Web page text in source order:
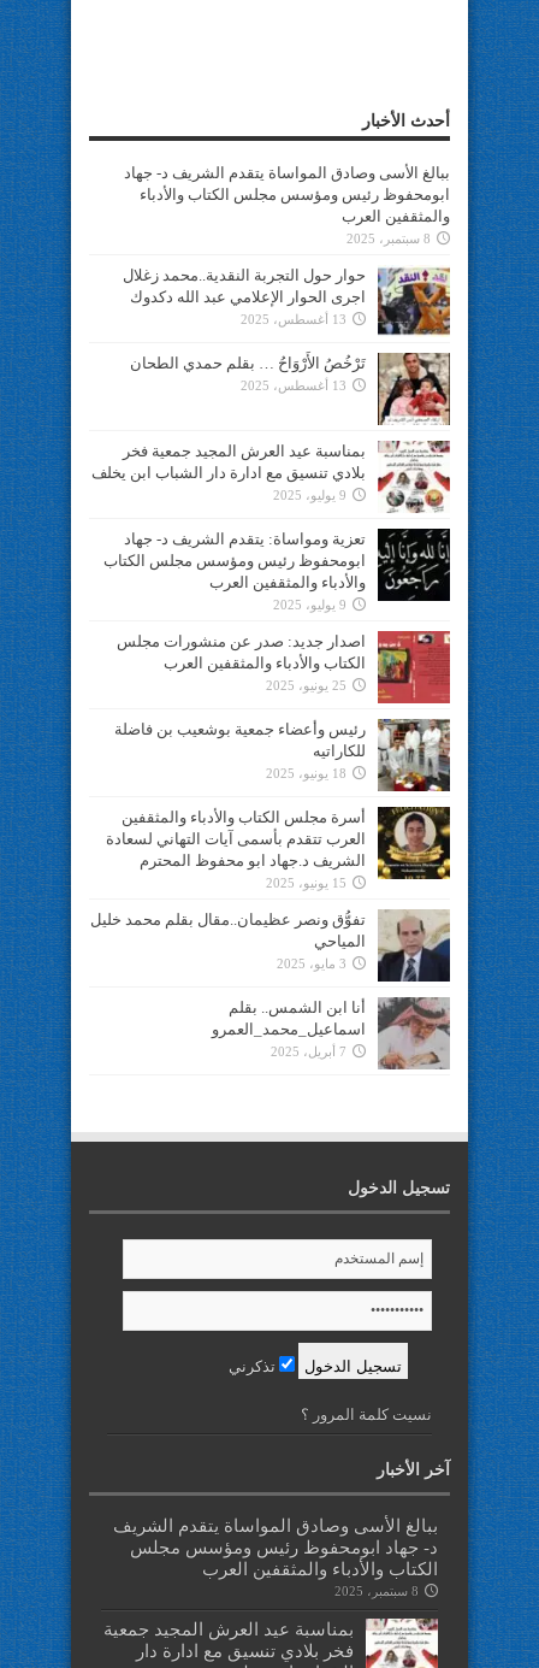
أحدث الأخبار
ببالغ الأسى وصادق المواساة يتقدم الشريف د- جهاد
ابومحفوظ رئيس ومؤسس مجلس الكتاب والأدباء
والمثقفين العرب
8 سبتمبر، 2025
حوار حول التجربة النقدية..محمد زغلال
اجرى الحوار الإعلامي عبد الله دكدوك
13 أغسطس، 2025
تَرْخُصُ الأَرْوَاحُ … بقلم حمدي الطحان
13 أغسطس، 2025
بمناسبة عيد العرش المجيد جمعية فخر
بلادي تنسيق مع ادارة دار الشباب ابن يخلف
9 يوليو، 2025
تعزية ومواساة: يتقدم الشريف د- جهاد
ابومحفوظ رئيس ومؤسس مجلس الكتاب
والأدباء والمثقفين العرب
9 يوليو، 2025
اصدار جديد: صدر عن منشورات مجلس
الكتاب والأدباء والمثقفين العرب
25 يونيو، 2025
رئيس وأعضاء جمعية بوشعيب بن فاضلة
للكاراتيه
18 يونيو، 2025
أسرة مجلس الكتاب والأدباء والمثقفين
العرب تتقدم بأسمى آيات التهاني لسعادة
الشريف د.جهاد ابو محفوظ المحترم
15 يونيو، 2025
تفوُّق ونصر عظيمان..مقال بقلم محمد خليل
المياحي
3 مايو، 2025
أنا ابن الشمس.. بقلم
اسماعيل_محمد_العمرو
7 أبريل، 2025
تسجيل الدخول
تذكرني
نسيت كلمة المرور ؟
آخر الأخبار
ببالغ الأسى وصادق المواساة يتقدم الشريف
د- جهاد ابومحفوظ رئيس ومؤسس مجلس
الكتاب والأدباء والمثقفين العرب
8 سبتمبر، 2025
بمناسبة عيد العرش المجيد جمعية
فخر بلادي تنسيق مع ادارة دار